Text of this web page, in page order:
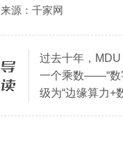
来源：千家网
过去十年，MDU
一个乘数——“数
级为“边缘算力+